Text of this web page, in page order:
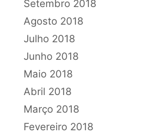
Setembro 2018
Agosto 2018
Julho 2018
Junho 2018
Maio 2018
Abril 2018
Março 2018
Fevereiro 2018